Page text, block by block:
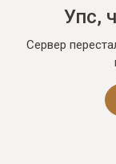
Упс,
Сервер